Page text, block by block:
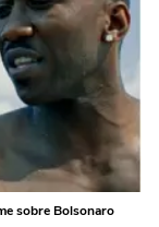
sobre Bolsonaro